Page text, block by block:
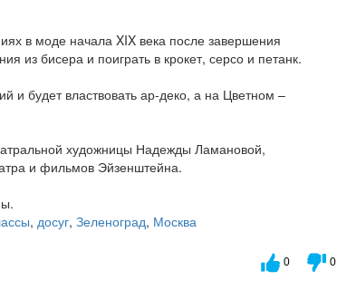
в моде начала XIX века после завершения
из бисера и поиграть в крокет, серсо и петанк.
и будет властвовать ар-деко, а на Цветном –
художницы Надежды Ламановой,
и фильмов Эйзенштейна.
, досуг, Зеленоград, Москва
0 0